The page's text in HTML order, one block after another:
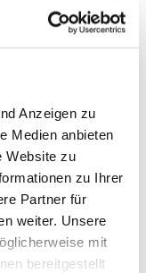
Anzeigen zu
Medien anbieten
Website zu
zu Ihrer
Partner für
weiter. Unsere
mit
bereitgestellt
sind: